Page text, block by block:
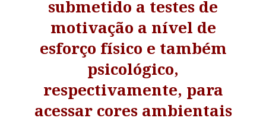
submetido a testes de
motivação a nível de
esforço físico e também
psicológico,
respectivamente, para
acessar cores ambientais